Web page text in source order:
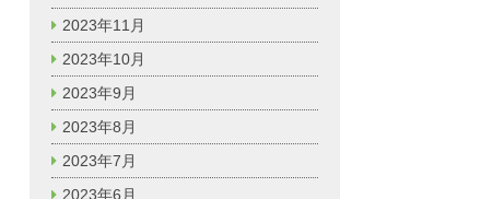
2023年11月
2023年10月
2023年9月
2023年8月
2023年7月
2023年6月